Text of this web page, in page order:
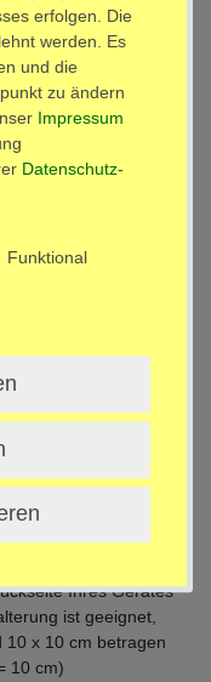
alle LED, LCD, TV,
mit 16-37 Zoll
Schrägdach,
Ideal für
Ihres Gerätes
ist geeignet,
10 x 10 cm betragen
10 cm)
erfolgen. Die
werden. Es
und die
zu ändern
Impressum
Daten­schutz­
Funktional